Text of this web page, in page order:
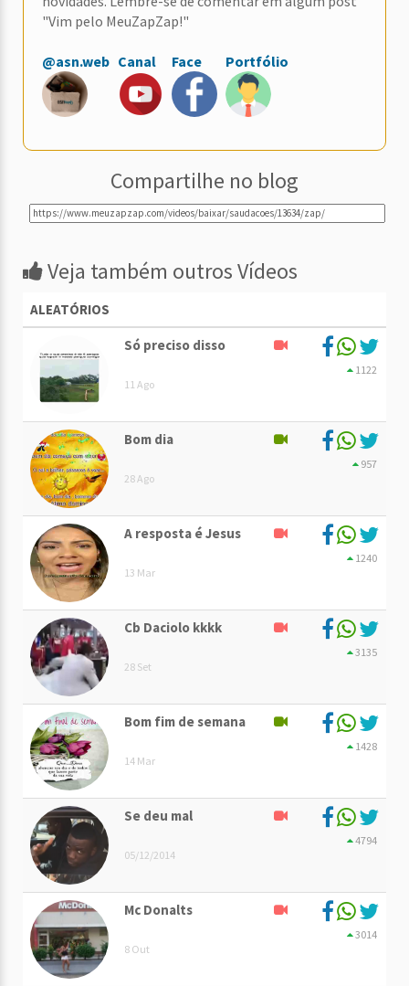
"Vim pelo MeuZapZap!"
@asn.web Canal Face Portfólio
Compartilhe no blog
Veja também outros Vídeos
ALEATÓRIOS
Só preciso disso
11 Ago
1122
Bom dia
28 Ago
957
A resposta é Jesus
13 Mar
1240
Cb Daciolo kkkk
28 Set
3135
Bom fim de semana
14 Mar
1428
Se deu mal
05/12/2014
4794
Mc Donalts
8 Out
3014